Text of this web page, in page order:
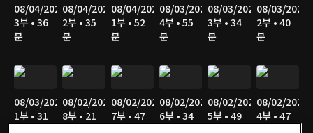
08/04/2026
3부 • 36
분
08/04/2026
2부 • 35
분
08/04/2026
1부 • 52
분
08/03/2026
4부 • 55
분
08/03/2026
3부 • 34
분
08/03/2026
2부 • 40
분
08/03/2026
1부 • 31
08/02/2026
8부 • 21
08/02/2026
7부 • 47
08/02/2026
6부 • 34
08/02/2026
5부 • 49
08/02/2026
4부 • 47